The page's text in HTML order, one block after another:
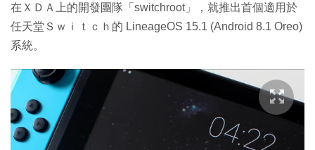
在ＸＤＡ上的開發團隊「switchroot」，就推出首個適用於
任天堂Ｓｗｉｔｃｈ的 LineageOS 15.1 (Android 8.1 Oreo)
系統。